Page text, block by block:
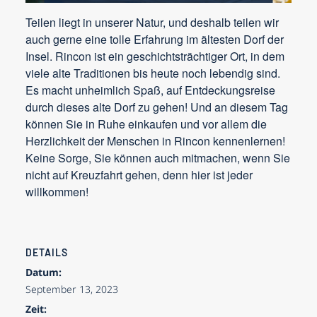
Teilen liegt in unserer Natur, und deshalb teilen wir
auch gerne eine tolle Erfahrung im ältesten Dorf der
Insel. Rincon ist ein geschichtsträchtiger Ort, in dem
viele alte Traditionen bis heute noch lebendig sind.
Es macht unheimlich Spaß, auf Entdeckungsreise
durch dieses alte Dorf zu gehen! Und an diesem Tag
können Sie in Ruhe einkaufen und vor allem die
Herzlichkeit der Menschen in Rincon kennenlernen!
Keine Sorge, Sie können auch mitmachen, wenn Sie
nicht auf Kreuzfahrt gehen, denn hier ist jeder
willkommen!
DETAILS
Datum:
September 13, 2023
Zeit: